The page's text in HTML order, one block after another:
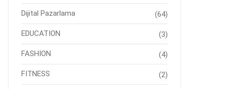
Dijital Pazarlama (64)
EDUCATION (3)
FASHION (4)
FITNESS (2)